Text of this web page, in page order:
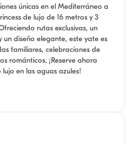
únicas en el Mediterráneo a
de lujo de 16 metros y 3
rutas exclusivas, un
diseño elegante, este yate es
familiares, celebraciones de
románticos. ¡Reserve ahora
en las aguas azules!